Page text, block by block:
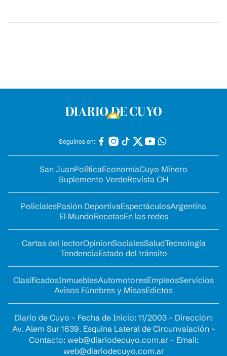
Seguinos en:
San JuanPolíticaEconomíaCuyo Minero
Suplemento VerdeRevista OH
PolicialesPasión DeportivaEspectáculosArgentina
El MundoRecetasEn las redes
Cartas del lectorOpinionSocialesSaludTecnología
TendenciaEstado del tránsito
ClasificadosInmueblesAutomotoresEmpleosServicios
Avisos Fúnebres y MisasEdictos
Diario de Cuyo - Fecha de Inicio: 11/2003 - Dirección:
Av. Alem Sur 1639. Esquina Lateral de Circunvalación -
Contacto: web@diariodecuyo.com.ar- Email:
web@diariodecuyo.com.ar